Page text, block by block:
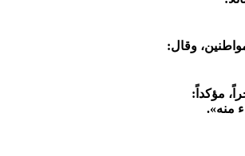
وقال:
مؤكداً:
منه».